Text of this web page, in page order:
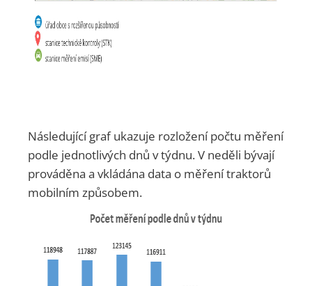
Následující graf ukazuje rozložení počtu měření
podle jednotlivých dnů v týdnu. V neděli bývají
prováděna a vkládána data o měření traktorů
mobilním způsobem.